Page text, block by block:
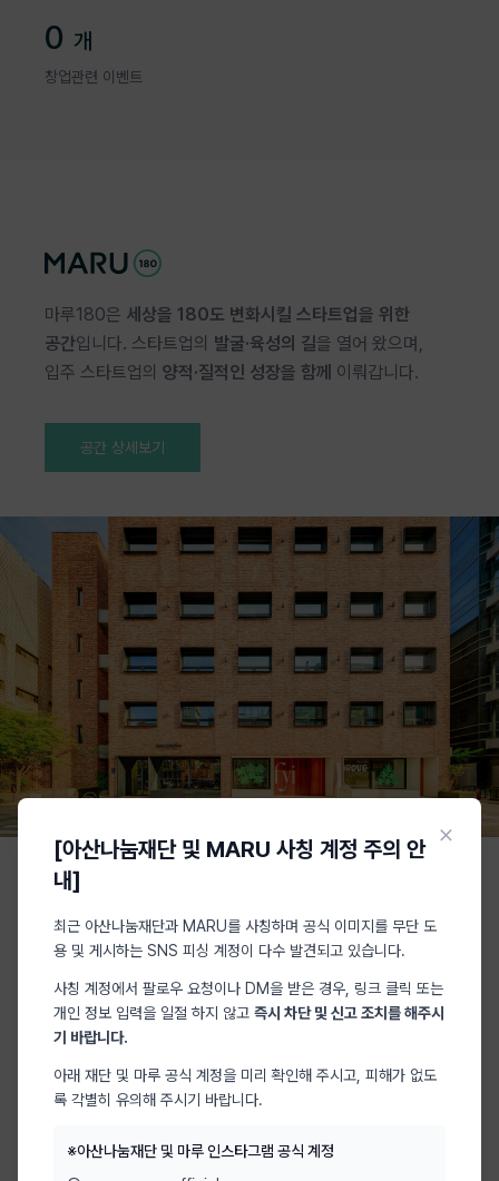
0 개
창업관련 이벤트
마루180은 세상을 180도 변화시킬 스타트업을 위한
공간입니다. 스타트업의 발굴·육성의 길을 열어 왔으며,
입주 스타트업의 양적·질적인 성장을 함께 이뤄갑니다.
공간 상세보기
마루360은 스타트업의 성장을 360도로 지원하는
공간입니다. 2배 더 넓어진 공간에서 콘텐츠 크리에이션,
글로벌 네트워킹을 지원하며
스타트업의 가능성까지 확장 합니다.
공간 상세보기
×
[아산나눔재단 및 MARU 사칭 계정 주의 안
내]
최근 아산나눔재단과 MARU를 사칭하며 공식 이미지를 무단 도
용 및 게시하는 SNS 피싱 계정이 다수 발견되고 있습니다.
사칭 계정에서 팔로우 요청이나 DM을 받은 경우, 링크 클릭 또는
개인 정보 입력을 일절 하지 않고 즉시 차단 및 신고 조치를 해주시
기 바랍니다.
아래 재단 및 마루 공식 계정을 미리 확인해 주시고, 피해가 없도
록 각별히 유의해 주시기 바랍니다.
※아산나눔재단 및 마루 인스타그램 공식 계정